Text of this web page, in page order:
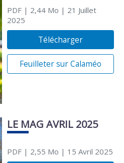
PDF| 2,44 Mo | 21 Juillet
2025
Télécharger
Feuilleter sur Calaméo
LE MAG AVRIL 2025
PDF| 2,55 Mo | 15 Avril 2025